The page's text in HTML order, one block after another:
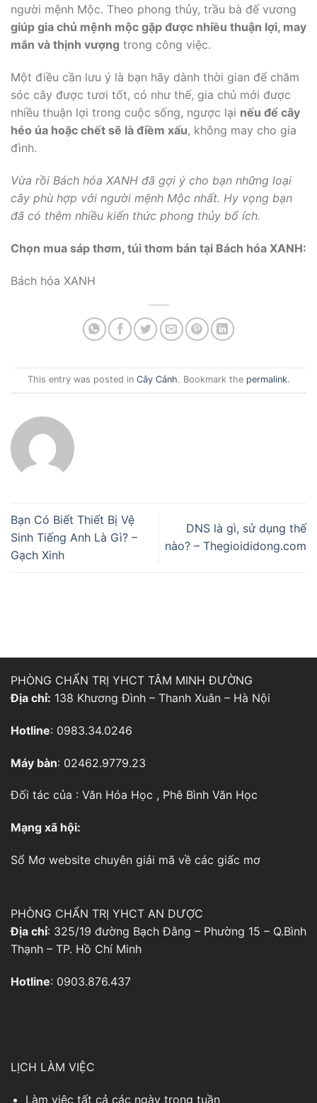
người mệnh Mộc. Theo phong thủy, trầu bà đế vương
giúp gia chủ mệnh mộc gặp được nhiều thuận lợi, may
mắn và thịnh vượng trong công việc.
Một điều cần lưu ý là bạn hãy dành thời gian để chăm
sóc cây được tươi tốt, có như thế, gia chủ mới được
nhiều thuận lợi trong cuộc sống, ngược lại nếu để cây
héo úa hoặc chết sẽ là điềm xấu, không may cho gia
đình.
Vừa rồi Bách hóa XANH đã gợi ý cho bạn những loại
cây phù hợp với người mệnh Mộc nhất. Hy vọng bạn
đã có thêm nhiều kiến thức phong thủy bổ ích.
Chọn mua sáp thơm, túi thơm bán tại Bách hóa XANH:
Bách hóa XANH
This entry was posted in Cây Cảnh. Bookmark the permalink.
Bạn Có Biết Thiết Bị Vệ
Sinh Tiếng Anh Là Gì? –
Gạch Xinh
DNS là gì, sử dụng thế
nào? – Thegioididong.com
PHÒNG CHẨN TRỊ YHCT TÂM MINH ĐƯỜNG
Địa chỉ: 138 Khương Đình – Thanh Xuân – Hà Nội
Hotline: 0983.34.0246
Máy bàn: 02462.9779.23
Đối tác của : Văn Hóa Học , Phê Bình Văn Học
Mạng xã hội:
Sổ Mơ website chuyên giải mã về các giấc mơ
PHÒNG CHẨN TRỊ YHCT AN DƯỢC
Địa chỉ: 325/19 đường Bạch Đằng – Phường 15 – Q.Bình
Thạnh – TP. Hồ Chí Minh
Hotline: 0903.876.437
LỊCH LÀM VIỆC
Làm việc tất cả các ngày trong tuần